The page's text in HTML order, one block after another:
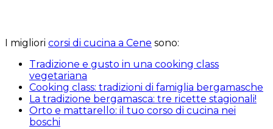
I migliori corsi di cucina a Cene sono:
Tradizione e gusto in una cooking class
vegetariana
Cooking class: tradizioni di famiglia bergamasche
La tradizione bergamasca: tre ricette stagionali!
Orto e mattarello: il tuo corso di cucina nei
boschi